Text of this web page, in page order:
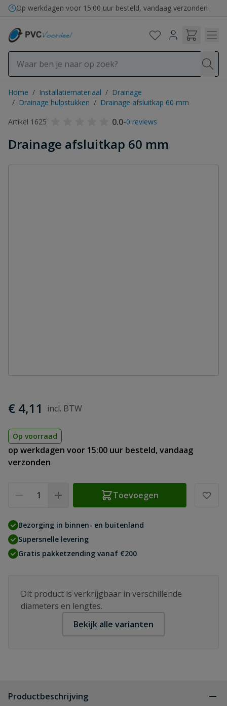
Ga naar de inhoud
Op werkdagen voor 15:00 uur besteld, vandaag verzonden
Home / Installatiemateriaal / Drainage
/ Drainage hulpstukken / Drainage afsluitkap 60 mm
Artikel 1625
0.0-0 reviews
Drainage afsluitkap 60 mm
€ 4,11
Op voorraad
op werkdagen voor 15:00 uur besteld, vandaag
verzonden
Toevoegen
Bezorging in binnen- en buitenland
Supersnelle levering
Gratis pakketzending vanaf €200
Dit product is verkrijgbaar in verschillende
diameters en lengtes.
Bekijk alle varianten
Productbeschrijving